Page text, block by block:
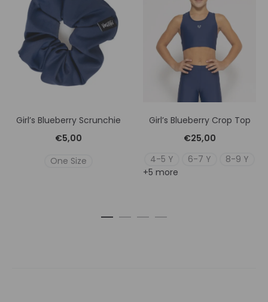
Girl’s Blueberry Scrunchie
€5,00
One Size
Girl’s Blueberry Crop Top
€25,00
4-5 Y
6-7 Y
8-9 Y
+5 more